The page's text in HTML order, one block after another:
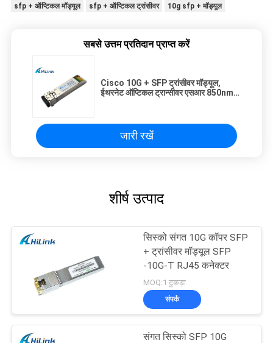
sfp + ऑप्टिकल मॉड्यूल sfp + ऑप्टिकल ट्रांसीवर 10g sfp + मॉड्यूल
सबसे उत्तम प्रतिदान प्राप्त करें
Cisco 10G + SFP ट्रांसीवर मॉड्यूल,
ईथरनेट ऑप्टिकल ट्रान्सीवर एसआर 850nm
जारी रखें
शीर्ष उत्पाद
सिस्को संगत 10G कॉपर SFP
+ ट्रांसीवर मॉड्यूल SFP
-10G-T RJ45 कनेक्टर
MOQ:1 टुकड़ा
संपर्क
संगत सिस्को SFP 10G